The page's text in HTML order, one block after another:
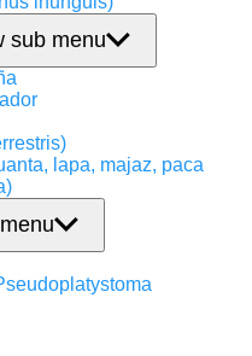
sub menu
lapa, majaz, paca